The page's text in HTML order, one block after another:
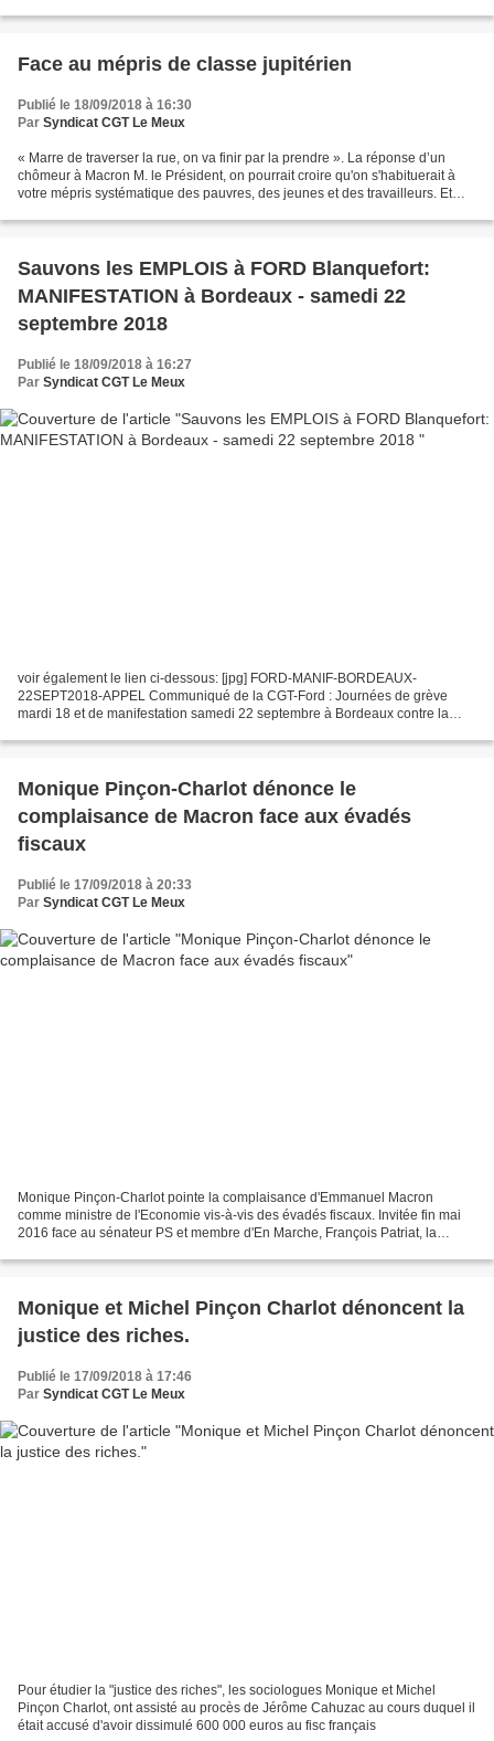
Face au mépris de classe jupitérien
Publié le 18/09/2018 à 16:30
Par Syndicat CGT Le Meux
« Marre de traverser la rue, on va finir par la prendre ». La réponse d’un
chômeur à Macron M. le Président, on pourrait croire qu'on s'habituerait à
votre mépris systématique des pauvres, des jeunes et des travailleurs. Et
Sauvons les EMPLOIS à FORD Blanquefort:
MANIFESTATION à Bordeaux - samedi 22
septembre 2018
Publié le 18/09/2018 à 16:27
Par Syndicat CGT Le Meux
voir également le lien ci-dessous: [jpg] FORD-MANIF-BORDEAUX-
22SEPT2018-APPEL Communiqué de la CGT-Ford : Journées de grève
mardi 18 et de manifestation samedi 22 septembre à Bordeaux contre la
Monique Pinçon-Charlot dénonce le
complaisance de Macron face aux évadés
fiscaux
Publié le 17/09/2018 à 20:33
Par Syndicat CGT Le Meux
Monique Pinçon-Charlot pointe la complaisance d'Emmanuel Macron
comme ministre de l'Economie vis-à-vis des évadés fiscaux. Invitée fin mai
2016 face au sénateur PS et membre d'En Marche, François Patriat, la
Monique et Michel Pinçon Charlot dénoncent la
justice des riches.
Publié le 17/09/2018 à 17:46
Par Syndicat CGT Le Meux
Pour étudier la "justice des riches", les sociologues Monique et Michel
Pinçon Charlot, ont assisté au procès de Jérôme Cahuzac au cours duquel il
était accusé d'avoir dissimulé 600 000 euros au fisc français